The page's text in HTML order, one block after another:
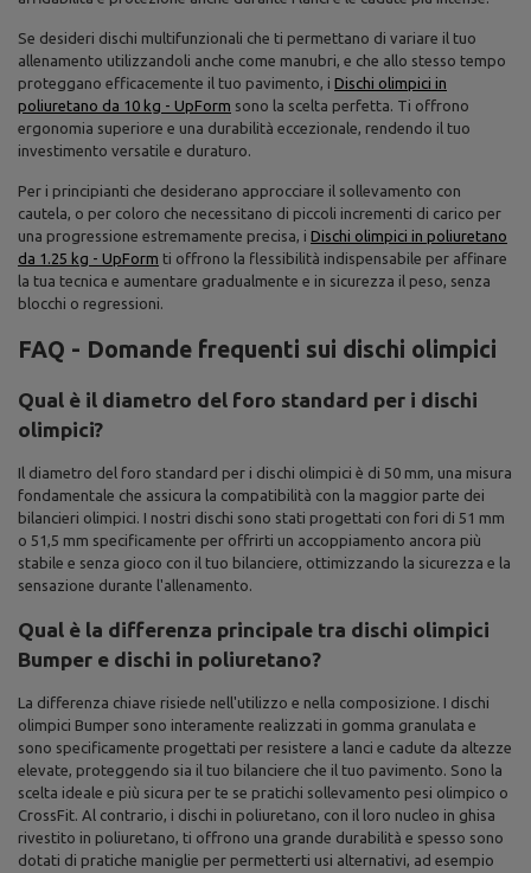
Se desideri dischi multifunzionali che ti permettano di variare il tuo
allenamento utilizzandoli anche come manubri, e che allo stesso tempo
proteggano efficacemente il tuo pavimento, i Dischi olimpici in
poliuretano da 10 kg - UpForm sono la scelta perfetta. Ti offrono
ergonomia superiore e una durabilità eccezionale, rendendo il tuo
investimento versatile e duraturo.
Per i principianti che desiderano approcciare il sollevamento con
cautela, o per coloro che necessitano di piccoli incrementi di carico per
una progressione estremamente precisa, i Dischi olimpici in poliuretano
da 1.25 kg - UpForm ti offrono la flessibilità indispensabile per affinare
la tua tecnica e aumentare gradualmente e in sicurezza il peso, senza
blocchi o regressioni.
FAQ - Domande frequenti sui dischi olimpici
Qual è il diametro del foro standard per i dischi
olimpici?
Il diametro del foro standard per i dischi olimpici è di 50 mm, una misura
fondamentale che assicura la compatibilità con la maggior parte dei
bilancieri olimpici. I nostri dischi sono stati progettati con fori di 51 mm
o 51,5 mm specificamente per offrirti un accoppiamento ancora più
stabile e senza gioco con il tuo bilanciere, ottimizzando la sicurezza e la
sensazione durante l'allenamento.
Qual è la differenza principale tra dischi olimpici
Bumper e dischi in poliuretano?
La differenza chiave risiede nell'utilizzo e nella composizione. I dischi
olimpici Bumper sono interamente realizzati in gomma granulata e
sono specificamente progettati per resistere a lanci e cadute da altezze
elevate, proteggendo sia il tuo bilanciere che il tuo pavimento. Sono la
scelta ideale e più sicura per te se pratichi sollevamento pesi olimpico o
CrossFit. Al contrario, i dischi in poliuretano, con il loro nucleo in ghisa
rivestito in poliuretano, ti offrono una grande durabilità e spesso sono
dotati di pratiche maniglie per permetterti usi alternativi, ad esempio